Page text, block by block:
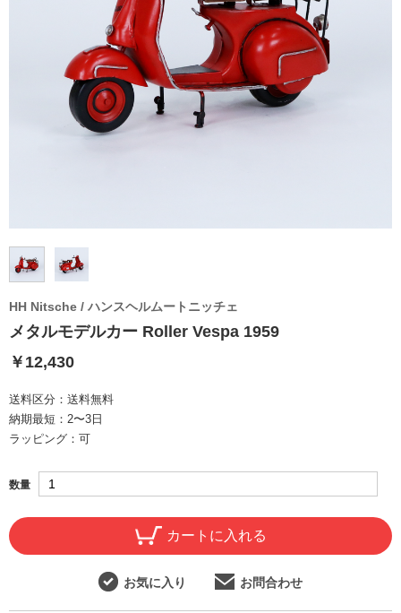
HH Nitsche / ハンスヘルムートニッチェ
メタルモデルカー Roller Vespa 1959
￥12,430
送料区分： 送料無料
納期最短： 2〜3日
ラッピング： 可
数量
カートに入れる
お気に入り お問合わせ